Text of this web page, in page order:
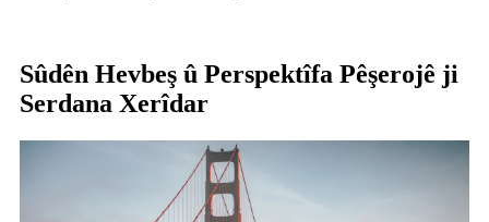
Sûdên Hevbeş û Perspektîfa Pêşerojê ji
Serdana Xerîdar